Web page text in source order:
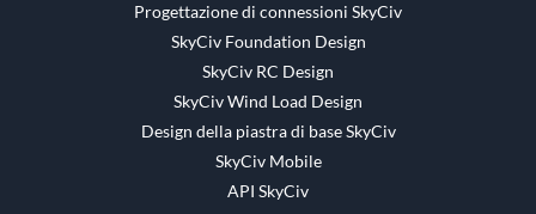
Progettazione di connessioni SkyCiv
SkyCiv Foundation Design
SkyCiv RC Design
SkyCiv Wind Load Design
Design della piastra di base SkyCiv
SkyCiv Mobile
API SkyCiv